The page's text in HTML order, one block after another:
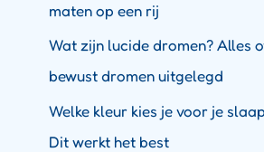
maten op een rij
Wat zijn lucide dromen? Alles
bewust dromen uitgelegd
Welke kleur kies je voor je
Dit werkt het best